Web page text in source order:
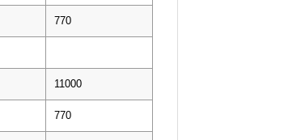
770
11000
770